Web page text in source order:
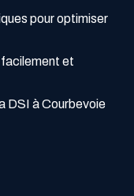
pour optimiser
et
DSI à Courbevoie